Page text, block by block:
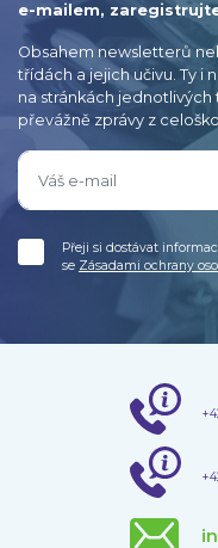
e-mailem,
Obsahem newsletterů
třídách a jejich učivu. Ty i
na stránkách
převážně zprávy z
Přeji si dostávat
se Zásadami ochrany